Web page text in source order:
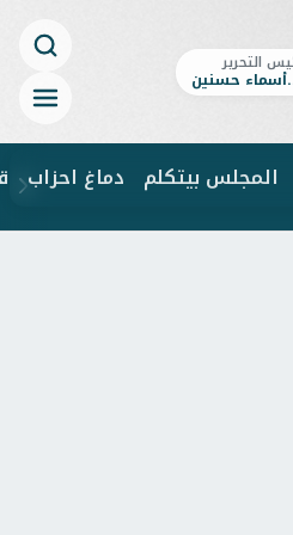
التحرير
حسنين
المجلس بيتكلم دماغ احزاب